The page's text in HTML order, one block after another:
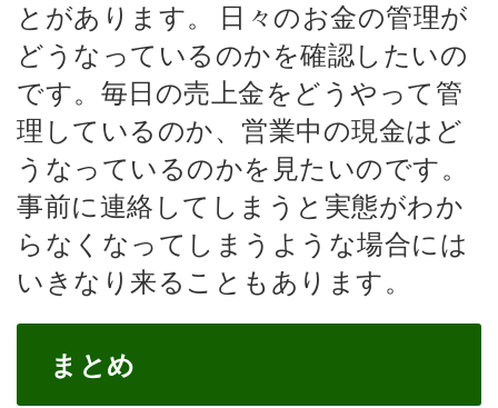
とがあります。
日々のお金の管理が
どうなっているのかを確認したいの
です。毎日の売上金をどうやって管
理しているのか、営業中の現金はど
うなっているのかを見たいのです。
事前に連絡してしまうと実態がわか
らなくなってしまうような場合には
いきなり来ることもあります。
まとめ